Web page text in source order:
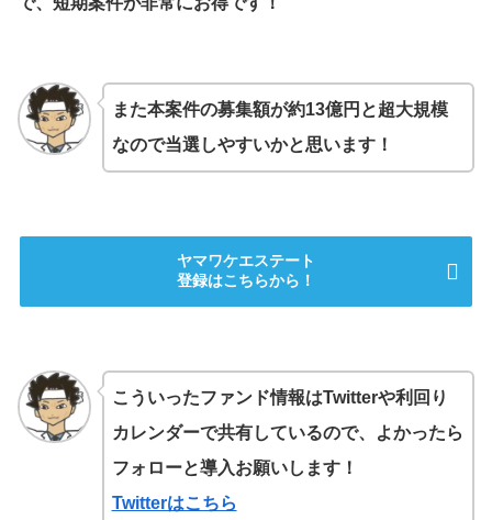
また本案件の募集額が約13億円と超大規模
なので当選しやすいかと思います！
ヤマワケエステート
登録はこちらから！
こういったファンド情報はTwitterや利回り
カレンダーで共有しているので、よかったら
フォローと導入お願いします！
Twitterはこちら